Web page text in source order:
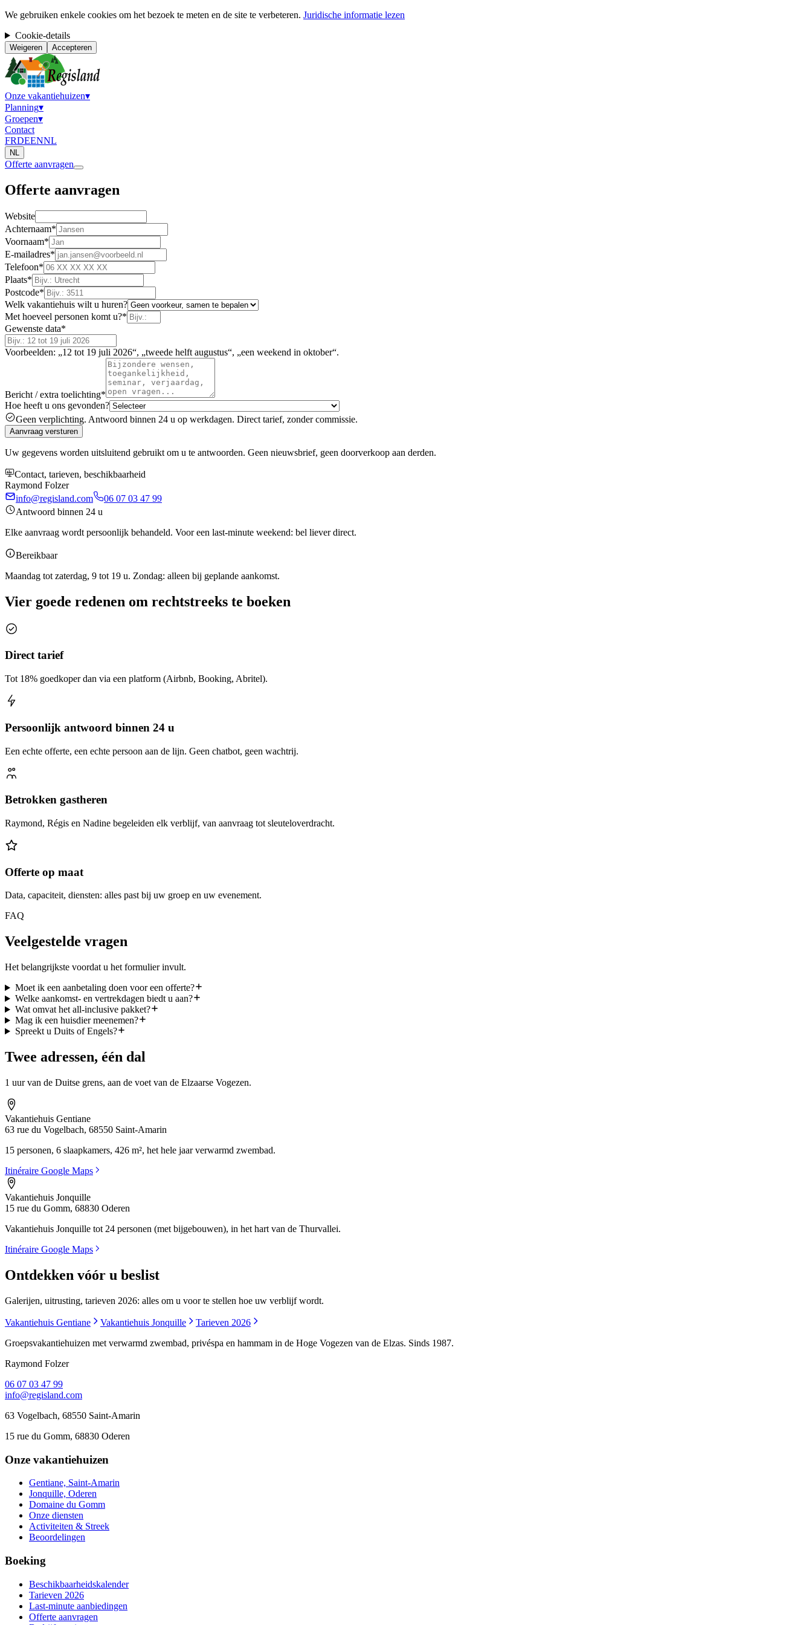
We gebruiken enkele cookies om het bezoek te meten en de site te verbeteren. Juridische informatie lezen
Cookie-details
Weigeren Accepteren
Onze vakantiehuizen▾
Planning▾
Groepen▾
Contact
FRDEENNL
NL
Offerte aanvragen
Offerte aanvragen
Website
Achternaam*
Voornaam*
E-mailadres*
Telefoon*
Plaats*
Postcode*
Welk vakantiehuis wilt u huren?
Met hoeveel personen komt u?*
Gewenste data*
Voorbeelden: „12 tot 19 juli 2026“, „tweede helft augustus“, „een weekend in oktober“.
Bericht / extra toelichting*
Hoe heeft u ons gevonden?
Geen verplichting. Antwoord binnen 24 u op werkdagen. Direct tarief, zonder commissie.
Aanvraag versturen
Uw gegevens worden uitsluitend gebruikt om u te antwoorden. Geen nieuwsbrief, geen doorverkoop aan derden.
Contact, tarieven, beschikbaarheid
Raymond Folzer
info@regisland.com
06 07 03 47 99
Antwoord binnen 24 u
Elke aanvraag wordt persoonlijk behandeld. Voor een last-minute weekend: bel liever direct.
Bereikbaar
Maandag tot zaterdag, 9 tot 19 u. Zondag: alleen bij geplande aankomst.
Vier goede redenen om rechtstreeks te boeken
Direct tarief
Tot 18% goedkoper dan via een platform (Airbnb, Booking, Abritel).
Persoonlijk antwoord binnen 24 u
Een echte offerte, een echte persoon aan de lijn. Geen chatbot, geen wachtrij.
Betrokken gastheren
Raymond, Régis en Nadine begeleiden elk verblijf, van aanvraag tot sleuteloverdracht.
Offerte op maat
Data, capaciteit, diensten: alles past bij uw groep en uw evenement.
FAQ
Veelgestelde vragen
Het belangrijkste voordat u het formulier invult.
Moet ik een aanbetaling doen voor een offerte?
Welke aankomst- en vertrekdagen biedt u aan?
Wat omvat het all-inclusive pakket?
Mag ik een huisdier meenemen?
Spreekt u Duits of Engels?
Twee adressen, één dal
1 uur van de Duitse grens, aan de voet van de Elzaarse Vogezen.
Vakantiehuis Gentiane
63 rue du Vogelbach, 68550 Saint-Amarin
15 personen, 6 slaapkamers, 426 m², het hele jaar verwarmd zwembad.
Itinéraire Google Maps
Vakantiehuis Jonquille
15 rue du Gomm, 68830 Oderen
Vakantiehuis Jonquille tot 24 personen (met bijgebouwen), in het hart van de Thurvallei.
Itinéraire Google Maps
Ontdekken vóór u beslist
Galerijen, uitrusting, tarieven 2026: alles om u voor te stellen hoe uw verblijf wordt.
Vakantiehuis Gentiane Vakantiehuis Jonquille
Tarieven 2026
Groepsvakantiehuizen met verwarmd zwembad, privéspa en hammam in de Hoge Vogezen van de Elzas. Sinds 1987.
Raymond Folzer
06 07 03 47 99
info@regisland.com
63 Vogelbach, 68550 Saint-Amarin
15 rue du Gomm, 68830 Oderen
Onze vakantiehuizen
Gentiane, Saint-Amarin
Jonquille, Oderen
Domaine du Gomm
Onze diensten
Activiteiten & Streek
Beoordelingen
Boeking
Beschikbaarheidskalender
Tarieven 2026
Last-minute aanbiedingen
Offerte aanvragen